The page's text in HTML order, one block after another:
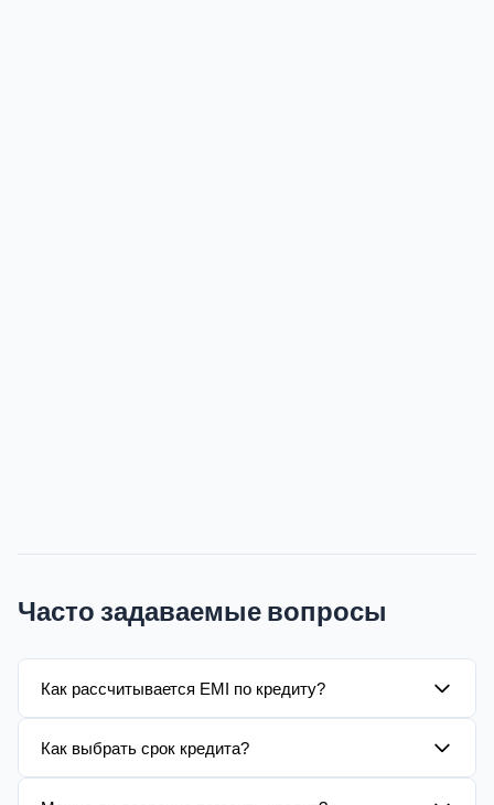
Часто задаваемые вопросы
Как рассчитывается EMI по кредиту?
методом уменьшающегося остатка. Платеж остается
одинаковым, а доля процентов со временем
Как выбрать срок кредита?